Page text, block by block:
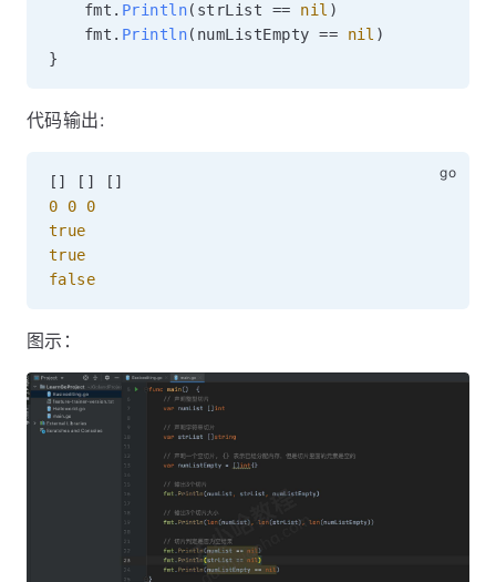
	fmt
. Println( strList == nil )
	fmt
. Println( numListEmpty == nil )
}
代码输出:
[ ] [ ] [ ]
0
0
0
true
true
false
图示：